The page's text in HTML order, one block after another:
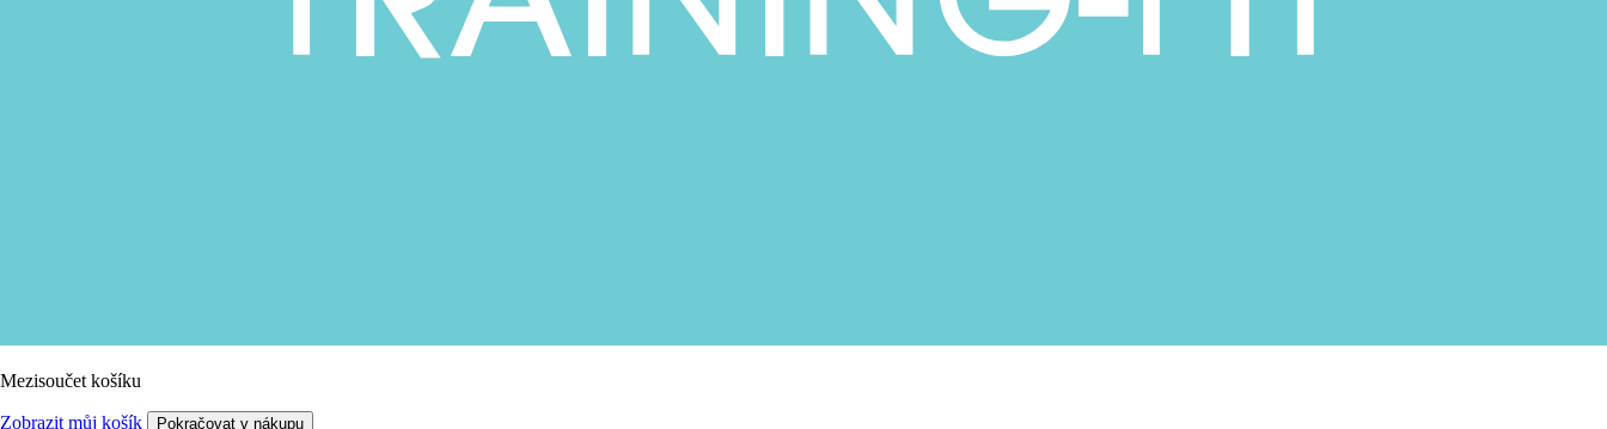
Mezisoučet košíku
Zobrazit můj košík Pokračovat v nákupu